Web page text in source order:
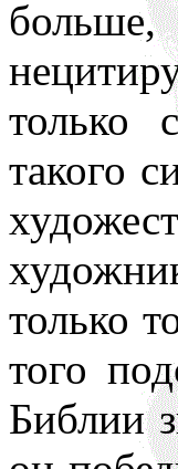
только
такого
только
того
Библии